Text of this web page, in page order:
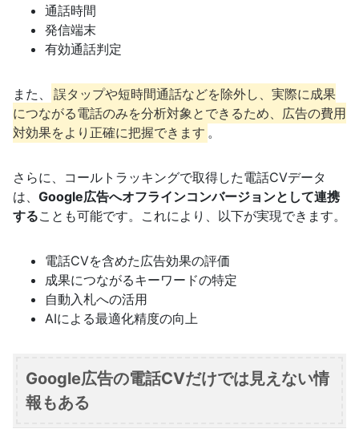
通話時間
発信端末
有効通話判定
また、
誤タップや短時間通話などを除外し、実際に成果
につながる電話のみを分析対象とできるため、広告の費用
対効果をより正確に把握できます 。
さらに、コールトラッキングで取得した電話CVデータ
は、 Google広告へオフラインコンバージョンとして連携
することも可能です。これにより、以下が実現できます。
電話CVを含めた広告効果の評価
成果につながるキーワードの特定
自動入札への活用
AIによる最適化精度の向上
Google広告の電話CVだけでは見えない情
報もある